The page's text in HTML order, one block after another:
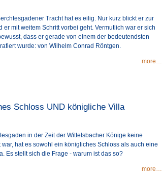
Tracht hat es eilig. Nur kurz blickt er zur
er mit weitem Schritt vorbei geht. Vermutlich war er sich
dass er gerade von einem der bedeutendsten
wurde: von Wilhelm Conrad Röntgen.
more…
Schloss UND königliche Villa
in der Zeit der Wittelsbacher Könige keine
war, hat es sowohl ein königliches Schloss als auch eine
Es stellt sich die Frage - warum ist das so?
more…